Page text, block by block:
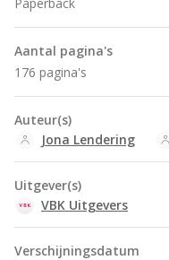
Aantal pagina's
176 pagina's
Auteur(s)
Jona Lendering
Uitgever(s)
VBK Uitgevers
Verschijningsdatum